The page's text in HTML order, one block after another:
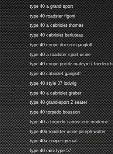
type 40 a grand sport
type 40 roadster figoni
type 40 a cabriolet thomas
type 40 cabriolet berluteau
type 40 coupe docteur gangloff
type 40 a roadster sport usine
type 40 coupe profile maleyre / friederich
type 40 cabriolet gangloff
type 40 style 37 lodwig
type 40 a cabriolet graber
type 40 grand-sport 2 seater
type 40 torpedo bousson
type 40 a torpedo carrosserie moderne
type 40a roadster usine joseph walter
type 40a coupe special
type 40 mini type 57